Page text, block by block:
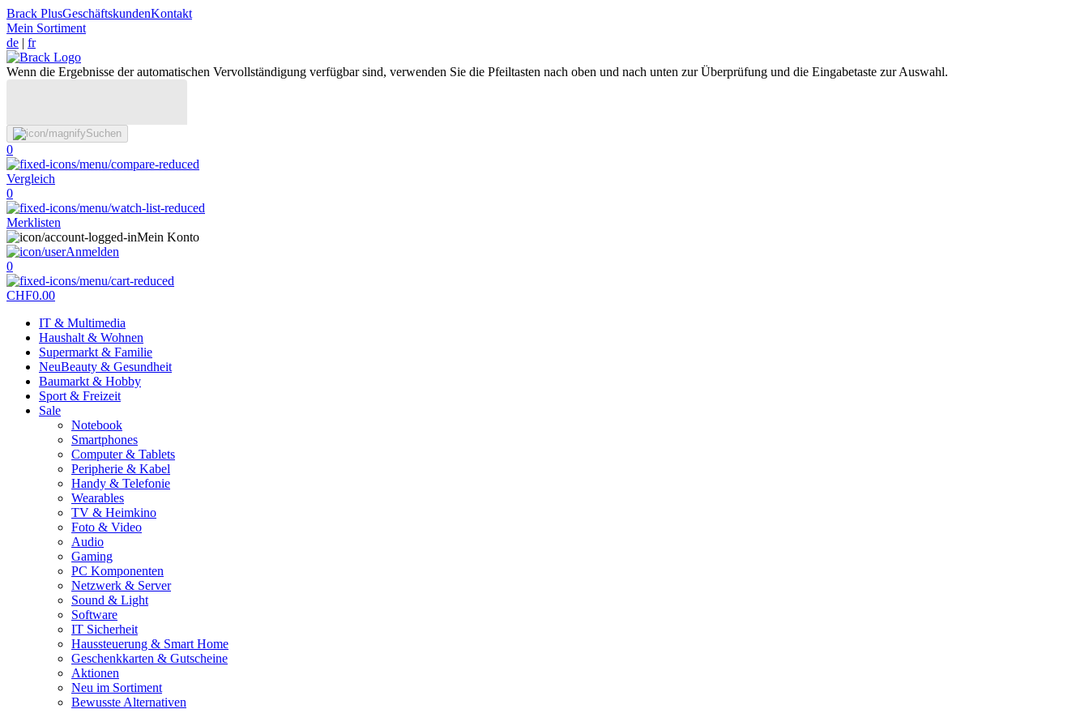
Brack PlusGeschäftskundenKontakt
Mein Sortiment
de | fr
Wenn die Ergebnisse der automatischen Vervollständigung verfügbar sind, verwenden Sie die Pfeiltasten nach oben und nach unten zur Überprüfung und die Eingabetaste zur Auswahl.
Suchen
0
Vergleich
0
Merklisten
Mein Konto
Anmelden
0
CHF0.00
IT & Multimedia
Haushalt & Wohnen
Supermarkt & Familie
NeuBeauty & Gesundheit
Baumarkt & Hobby
Sport & Freizeit
Sale
Notebook
Smartphones
Computer & Tablets
Peripherie & Kabel
Handy & Telefonie
Wearables
TV & Heimkino
Foto & Video
Audio
Gaming
PC Komponenten
Netzwerk & Server
Sound & Light
Software
IT Sicherheit
Haussteuerung & Smart Home
Geschenkkarten & Gutscheine
Aktionen
Neu im Sortiment
Bewusste Alternativen